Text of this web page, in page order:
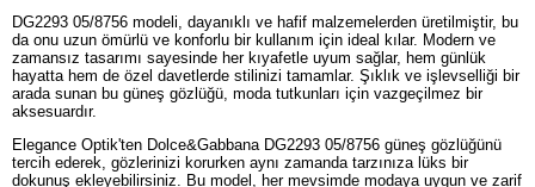
DG2293 05/8756 modeli, dayanıklı ve hafif malzemelerden üretilmiştir, bu
da onu uzun ömürlü ve konforlu bir kullanım için ideal kılar. Modern ve
zamansız tasarımı sayesinde her kıyafetle uyum sağlar, hem günlük
hayatta hem de özel davetlerde stilinizi tamamlar. Şıklık ve işlevselliği bir
arada sunan bu güneş gözlüğü, moda tutkunları için vazgeçilmez bir
aksesuardır.
Elegance Optik'ten Dolce&Gabbana DG2293 05/8756 güneş gözlüğünü
tercih ederek, gözlerinizi korurken aynı zamanda tarzınıza lüks bir
dokunuş ekleyebilirsiniz. Bu model, her mevsimde modaya uygun ve zarif